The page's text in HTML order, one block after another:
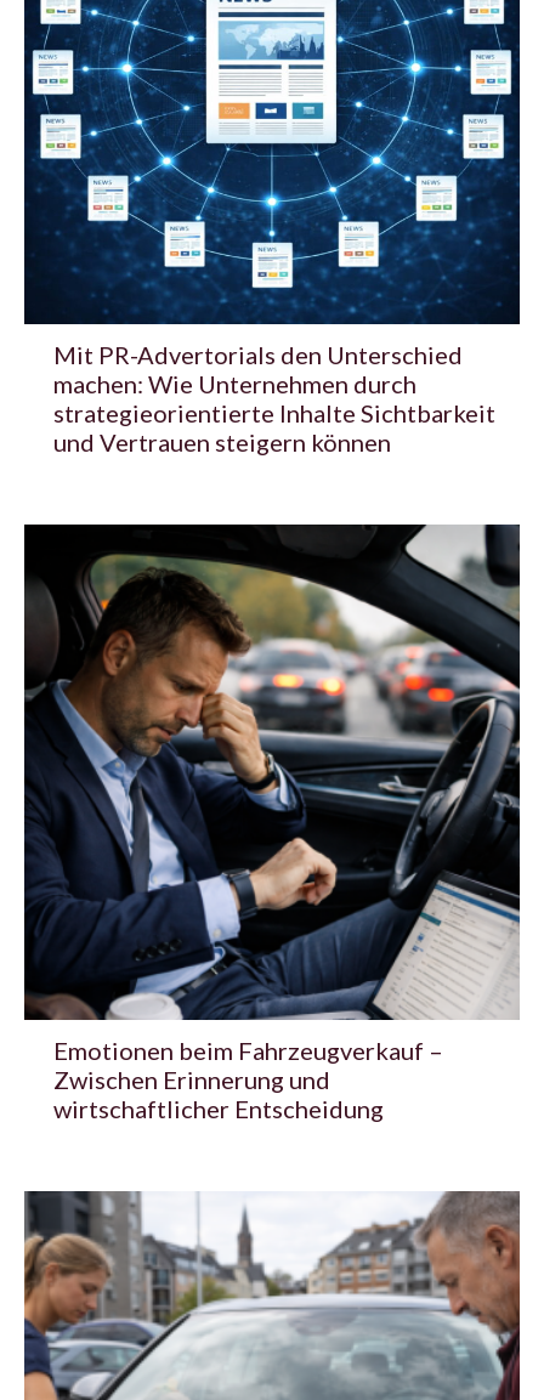
Mit PR-Advertorials den Unterschied
machen: Wie Unternehmen durch
strategieorientierte Inhalte Sichtbarkeit
und Vertrauen steigern können
Emotionen beim Fahrzeugverkauf –
Zwischen Erinnerung und
wirtschaftlicher Entscheidung